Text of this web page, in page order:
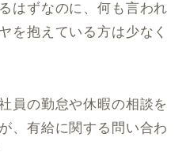
はずなのに、何も言われ
抱えている方は少なく
員の勤怠や休暇の相談を
、有給に関する問い合わ